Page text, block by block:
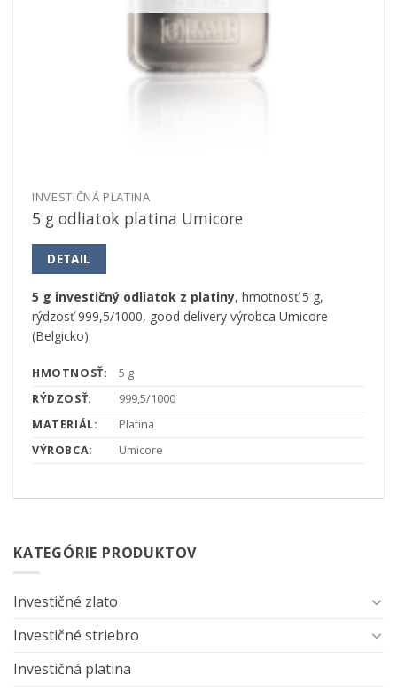
INVESTIČNÁ PLATINA
5 g odliatok platina Umicore
DETAIL
5 g investičný odliatok z platiny, hmotnosť 5 g,
rýdzosť 999,5/1000, good delivery výrobca Umicore
(Belgicko).
HMOTNOSŤ:
5 g
RÝDZOSŤ:
999,5/1000
MATERIÁL:
Platina
VÝROBCA:
Umicore
KATEGÓRIE PRODUKTOV
Investičné zlato
Investičné striebro
Investičná platina